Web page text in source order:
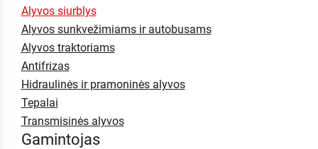
Alyvos siurblys
Alyvos sunkvežimiams ir autobusams
Alyvos traktoriams
Antifrizas
Hidraulinės ir pramoninės alyvos
Tepalai
Transmisinės alyvos
Gamintojas